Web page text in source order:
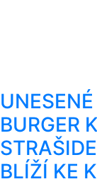
BURGER
BLÍŽÍ KE